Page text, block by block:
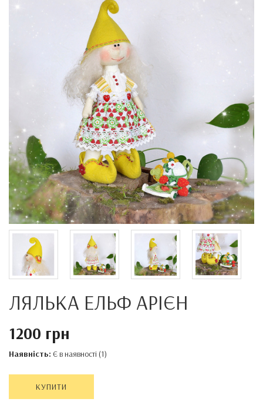
ЛЯЛЬКА ЕЛЬФ АРІЄН
1200 грн
Наявність: Є в наявності (1)
КУПИТИ